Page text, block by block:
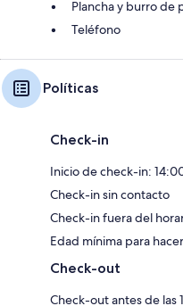
Plancha y burro de
Teléfono
Políticas
Check-in
Inicio de check-in:
Check-in sin contacto
Check-in fuera del
Edad mínima para
Check-out
Check-out antes de las